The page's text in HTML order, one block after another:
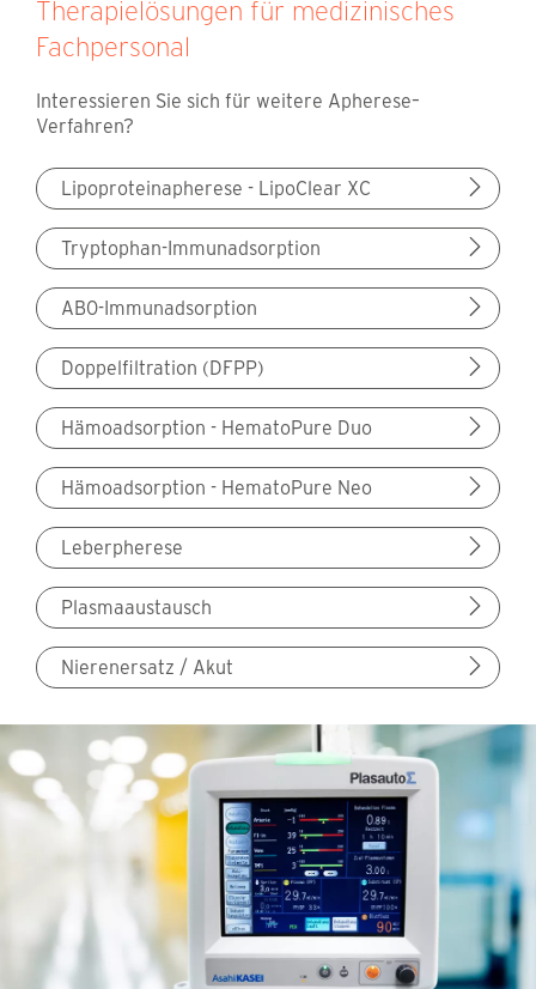
Therapielösungen für medizinisches
Fachpersonal
Interessieren Sie sich für weitere Apherese–
Verfahren?
Lipoproteinapherese - LipoClear XC
Tryptophan-Immunadsorption
AB0-Immunadsorption
Doppelfiltration (DFPP)
Hämoadsorption - HematoPure Duo
Hämoadsorption - HematoPure Neo
Leberpherese
Plasmaaustausch
Nierenersatz / Akut